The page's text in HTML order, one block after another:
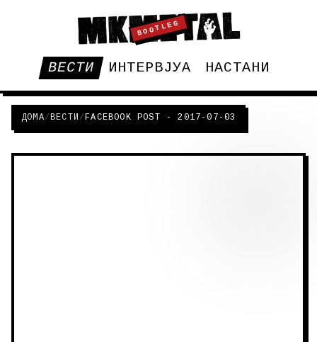
BOOTLEG
ВЕСТИ ИНТЕРВЈУА НАСТАНИ
ДОМА/ВЕСТИ /FACEBOOK POST - 2017-07-03